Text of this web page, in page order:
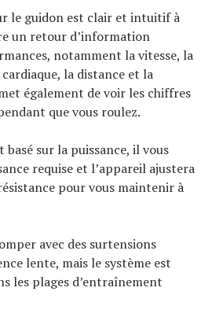
le guidon est clair et intuitif à
un retour d’information
notamment la vitesse, la
la distance et la
également de voir les chiffres
que vous roulez.
sur la puissance, il vous
requise et l’appareil ajustera
pour vous maintenir à
avec des surtensions
lente, mais le système est
les plages d’entraînement